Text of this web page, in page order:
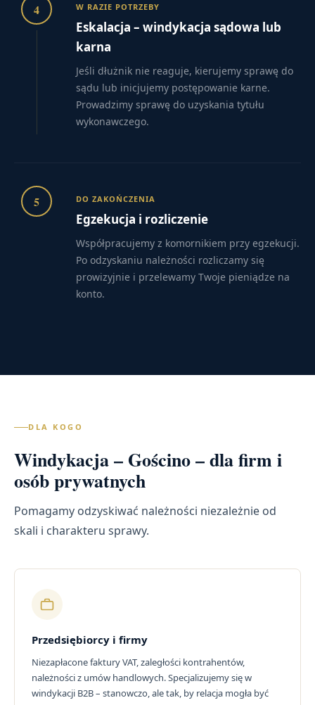
4 W RAZIE POTRZEBY
Eskalacja – windykacja sądowa lub
karna
Jeśli dłużnik nie reaguje, kierujemy sprawę do
sądu lub inicjujemy postępowanie karne.
Prowadzimy sprawę do uzyskania tytułu
wykonawczego.
5 DO ZAKOŃCZENIA
Egzekucja i rozliczenie
Współpracujemy z komornikiem przy egzekucji.
Po odzyskaniu należności rozliczamy się
prowizyjnie i przelewamy Twoje pieniądze na
konto.
DLA KOGO
Windykacja – Gościno – dla firm i
osób prywatnych
Pomagamy odzyskiwać należności niezależnie od
skali i charakteru sprawy.
Przedsiębiorcy i firmy
Niezapłacone faktury VAT, zaległości kontrahentów,
należności z umów handlowych. Specjalizujemy się w
windykacji B2B – stanowczo, ale tak, by relacja mogła być